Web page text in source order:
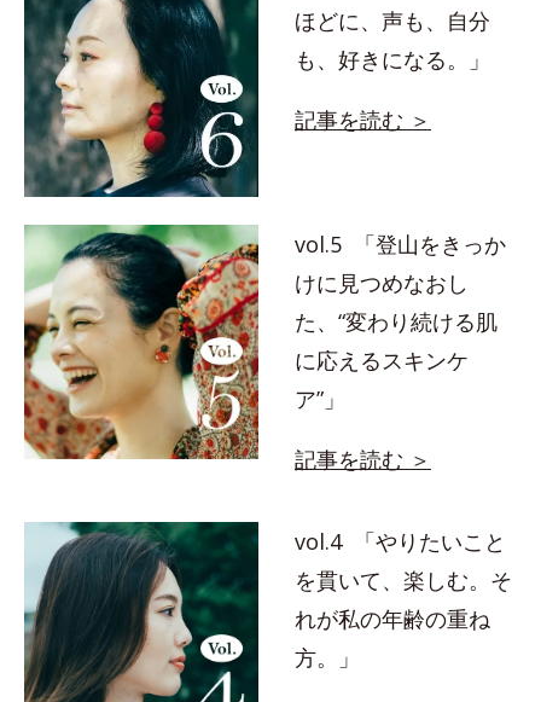
ほどに、声も、自分
も、好きになる。」
記事を読む ＞
vol.5 「登山をきっか
けに見つめなおし
た、“変わり続ける肌
に応えるスキンケ
ア”」
記事を読む ＞
vol.4 「やりたいこと
を貫いて、楽しむ。そ
れが私の年齢の重ね
方。」